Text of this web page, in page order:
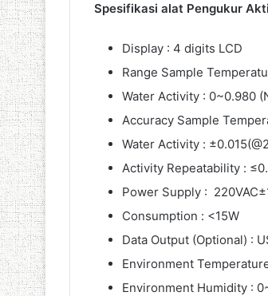
Spesifikasi alat Pengukur
Display : 4 digits LCD
Range Sample
Water Activity : 0~0.980
Accuracy Sample
Water Activity :
Activity Repeatability :
Power Supply :
Consumption : <15W
Data Output (Optional) :
Environment
Environment Humidity :